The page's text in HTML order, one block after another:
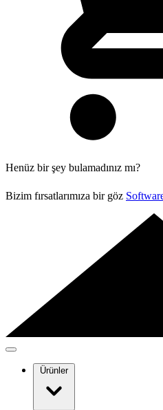
Henüz bir şey bulamadınız mı?
Bizim fırsatlarımıza bir göz
Ürünler